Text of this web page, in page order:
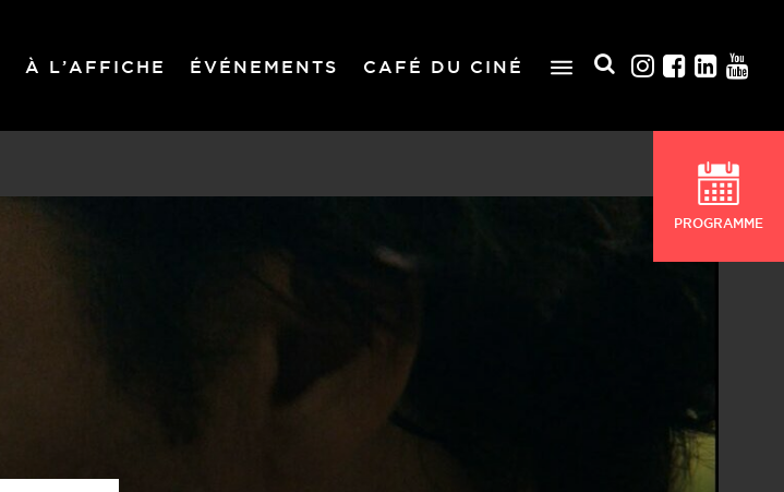
À L’AFFICHE ÉVÉNEMENTS CAFÉ DU CINÉ
PROGRAMME